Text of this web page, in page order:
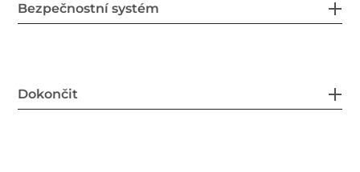
Bezpečnostní systém
Dokončit